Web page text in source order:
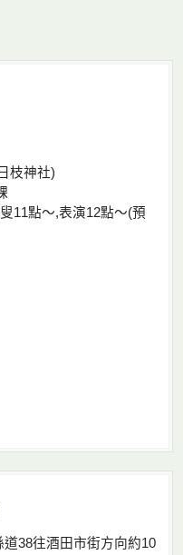
枝神社)
11點〜,表演12點〜(預
38往酒田市街方向約10